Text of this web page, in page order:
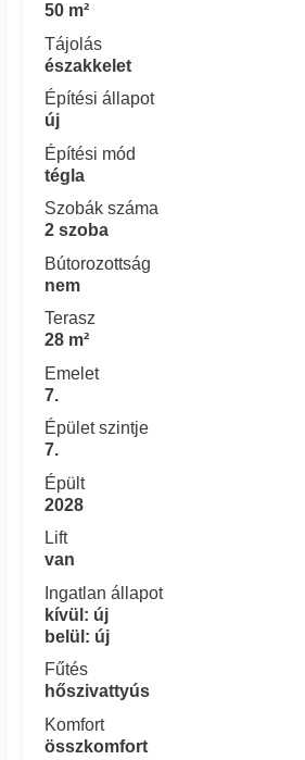
50 m²
Tájolás
északkelet
Építési állapot
új
Építési mód
tégla
Szobák száma
2 szoba
Bútorozottság
nem
Terasz
28 m²
Emelet
7.
Épület szintje
7.
Épült
2028
Lift
van
Ingatlan állapot
kívül: új
belül: új
Fűtés
hőszivattyús
Komfort
összkomfort